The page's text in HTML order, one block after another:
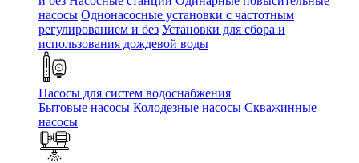
насосы Однонасосные установки с частотным
регулированием и без Установки для сбора и
использования дождевой воды
Насосы для систем водоснабжения
Бытовые насосы Колодезные насосы Скважинные
насосы